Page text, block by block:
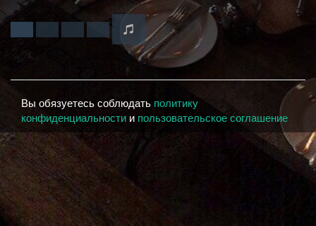
Вы обязуетесь соблюдать политику
конфиденциальности и пользовательское соглашение